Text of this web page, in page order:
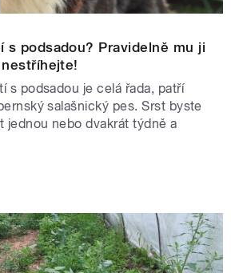
s podsadou? Pravidelně mu ji
s podsadou je celá řada, patří
salašnický pes. Srst byste
jednou nebo dvakrát týdně a